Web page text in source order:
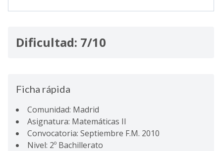
Dificultad: 7/10
Ficha rápida
Comunidad: Madrid
Asignatura: Matemáticas II
Convocatoria: Septiembre F.M. 2010
Nivel: 2º Bachillerato